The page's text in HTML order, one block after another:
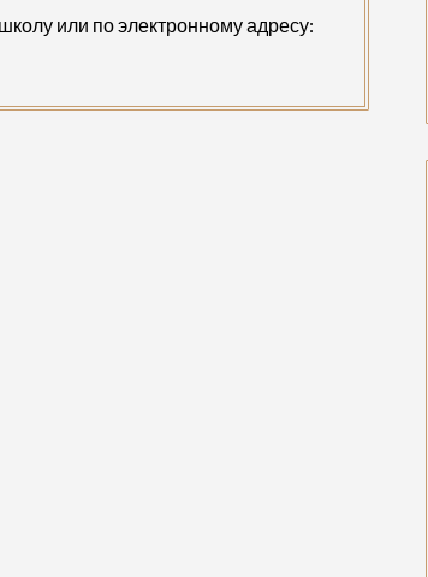
или по электронному адресу: